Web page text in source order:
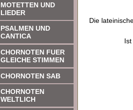
MOTETTEN UND
LIEDER
PSALMEN UND
CANTICA
CHORNOTEN FUER
GLEICHE STIMMEN
CHORNOTEN SAB
CHORNOTEN
WELTLICH
Die